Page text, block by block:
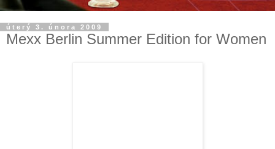
úterý 3. února 2009
Mexx Berlin Summer Edition for Women